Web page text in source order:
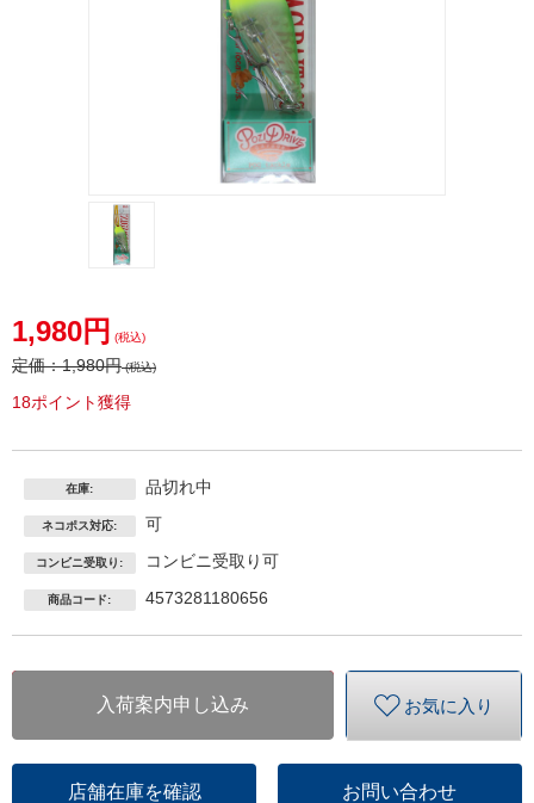
1,980円 (税込)
定価：1,980円(税込)
18ポイント獲得
在庫: 品切れ中
ネコポス対応: 可
コンビニ受取り: コンビニ受取り可
商品コード: 4573281180656
入荷案内申し込み お気に入り
店舗在庫を確認 お問い合わせ